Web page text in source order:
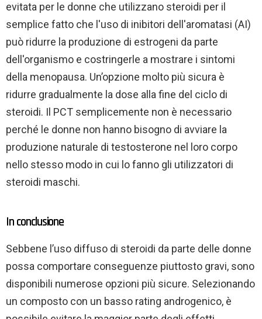
evitata per le donne che utilizzano steroidi per il
semplice fatto che l'uso di inibitori dell'aromatasi (AI)
può ridurre la produzione di estrogeni da parte
dell'organismo e costringerle a mostrare i sintomi
della menopausa. Un’opzione molto più sicura è
ridurre gradualmente la dose alla fine del ciclo di
steroidi. Il PCT semplicemente non è necessario
perché le donne non hanno bisogno di avviare la
produzione naturale di testosterone nel loro corpo
nello stesso modo in cui lo fanno gli utilizzatori di
steroidi maschi.
In conclusione
Sebbene l’uso diffuso di steroidi da parte delle donne
possa comportare conseguenze piuttosto gravi, sono
disponibili numerose opzioni più sicure. Selezionando
un composto con un basso rating androgenico, è